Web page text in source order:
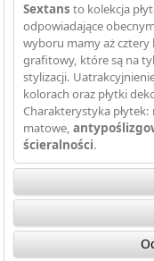
Sextans to kolekcja
odpowiadające
wyboru mamy aż cztery
grafitowy, które są na
stylizacji.
kolorach oraz płytki
Charakterystyka
matowe,
ścieralności.